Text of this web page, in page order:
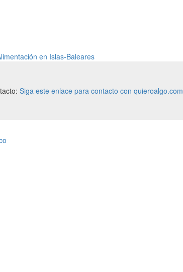
en Islas-Baleares
Siga este enlace para contacto con quieroalgo.com